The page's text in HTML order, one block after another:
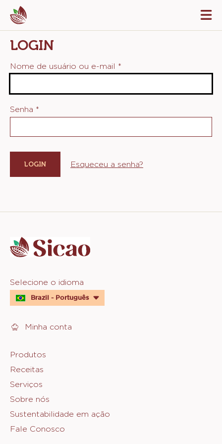
Skip
to
main
content
LOGIN
Nome de usuário ou e-mail *
Senha *
Esqueceu a senha?
info
Website
quick
links
Selecione o idioma
Brazil - Português
Minha conta
Footer
Sicao
Produtos
Receitas
Serviços
Sobre nós
Sustentabilidade em ação
Fale Conosco